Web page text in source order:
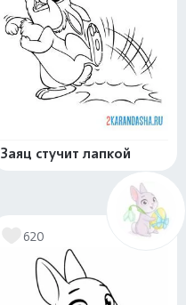
Заяц стучит лапкой
620